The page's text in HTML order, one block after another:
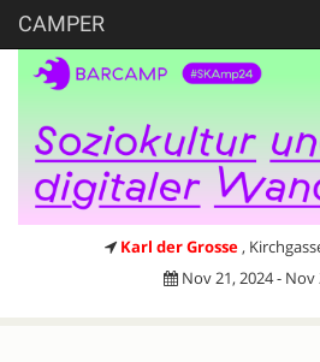
CAMPER
Karl der Grosse ,
Nov 21, 2024 - Nov